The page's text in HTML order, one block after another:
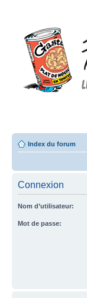
Index du forum
Connexion
Nom d’utilisateur:
Mot de passe: